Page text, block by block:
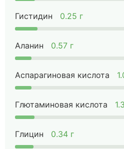
Гистидин 0.25 г
Аланин 0.57 г
Аспарагиновая кислота
Глютаминовая кислота
Глицин 0.34 г